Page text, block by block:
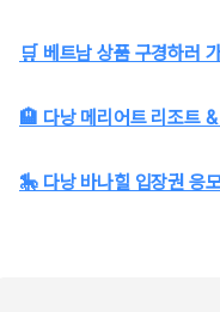
🛒 베트남 상품 구경하러
🏨 다낭 메리어트 리조트
🎠 다낭 바나힐 입장권 응